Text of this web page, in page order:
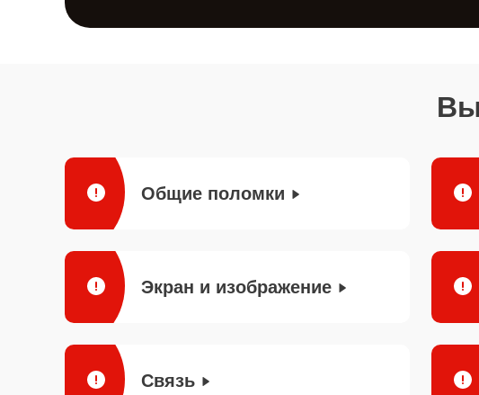
Общие поломки
Экран и изображение
Связь